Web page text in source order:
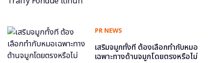
PR NEWS
เสริมจมูกทั้งที ต้องเลือกทำกับหมอ
เฉพาะทางด้านจมูกโดยตรงหรือไม่